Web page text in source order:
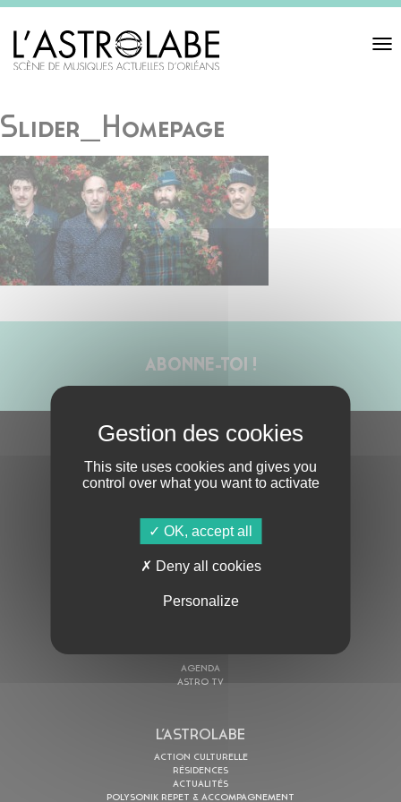
Toggle
Slider_Homepage
ABONNE-TOI !
AGENDA
ASTRO TV
L’ASTROLABE
ACTION CULTURELLE
RÉSIDENCES
ACTUALITÉS
POLYSONIK REPET & ACCOMPAGNEMENT
This site uses cookies and gives you
control over what you want to activate
OK, accept all
Deny all cookies
Personalize